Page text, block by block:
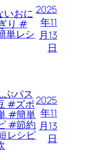
いおに
り #
単レシ
2025
年11
月13
日
ぶパス
#ズボ
#簡単
#節約
レシピ
2025
年11
月13
日